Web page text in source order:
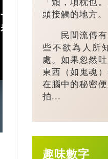
十五五規劃｜五年規劃
着甚麼中國「治」慧？
2026-
頭接觸的地方。
民間流傳有
些不欲為人所
處。如果忽然
東西（如鬼魂
在腦中的秘密
拍...
趣味數字